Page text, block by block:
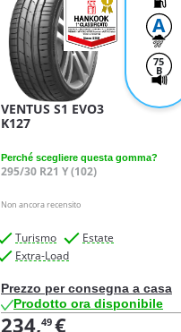
A
75
B
VENTUS S1 EVO3
K127
Perché scegliere questa gomma?
295/30 R21 Y (102)
Non ancora recensito
Turismo
Estate
Extra-Load
Prezzo per consegna a casa
Prodotto ora disponibile
234,49 €